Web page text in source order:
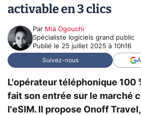
activable en 3 clics
Par Mia Ogouchi
Spécialiste logiciels grand public
Publié le 25 juillet 2025 à 10h16
Suivez-nous
L'opérateur téléphonique 100
fait son entrée sur le marché
l'eSIM. Il propose Onoff